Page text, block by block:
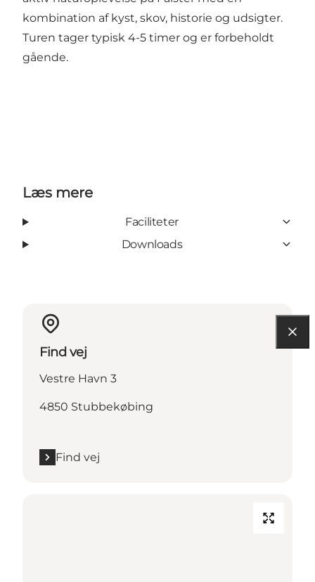
kombination af kyst, skov, historie og udsigter.
Turen tager typisk 4-5 timer og er forbeholdt
gående.
Læs mere
Faciliteter
Downloads
Find vej
Vestre Havn 3
4850 Stubbekøbing
Find vej